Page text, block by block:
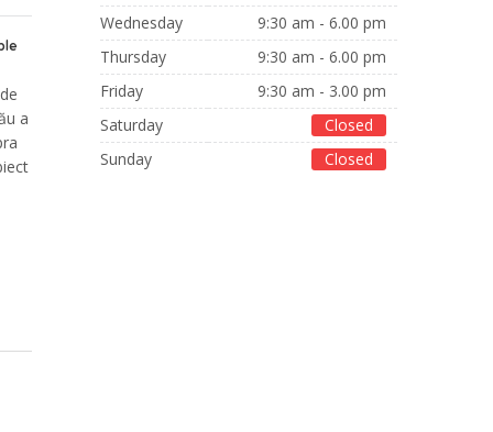
a
Wednesday
9:30 am - 6.00 pm
Thursday
9:30 am - 6.00 pm
Friday
9:30 am - 3.00 pm
Saturday
Closed
Sunday
Closed